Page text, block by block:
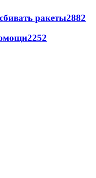
ракеты2882
2252